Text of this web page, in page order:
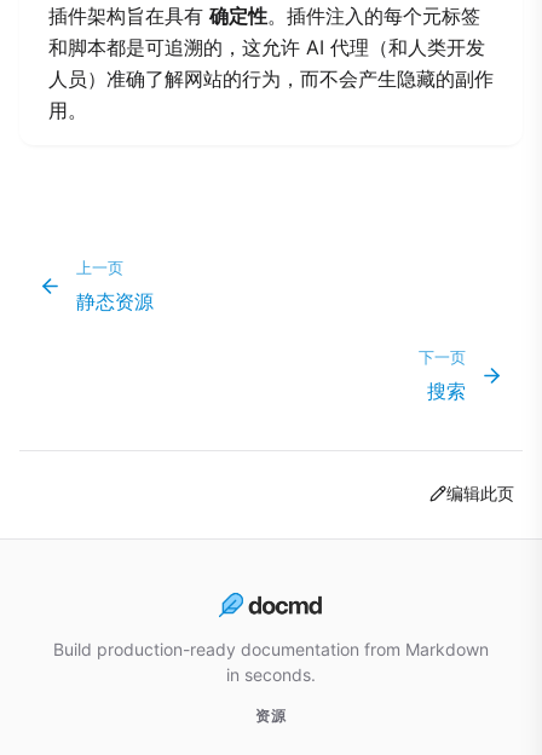
插件架构旨在具有 确定性。插件注入的每个元标签
和脚本都是可追溯的，这允许 AI 代理（和人类开发
人员）准确了解网站的行为，而不会产生隐藏的副作
用。
上一页
静态资源
下一页
搜索
编辑此页
Build production-ready documentation from Markdown
in seconds.
资源